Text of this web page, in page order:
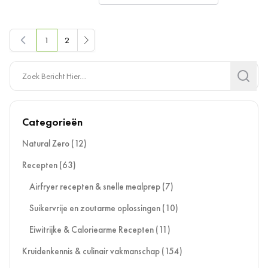
U lees momenteel pagina
1
Pagina
2
Search
Search
Categorieën
Natural Zero (12)
Recepten (63)
Airfryer recepten & snelle mealprep (7)
Suikervrije en zoutarme oplossingen (10)
Eiwitrijke & Caloriearme Recepten (11)
Kruidenkennis & culinair vakmanschap (154)